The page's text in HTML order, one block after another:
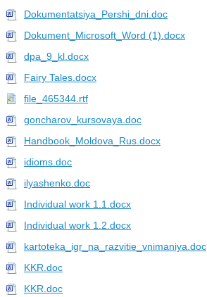
Dokumentatsiya_Pershi_dni.doc
Dokument_Microsoft_Word (1).docx
dpa_9_kl.docx
Fairy Tales.docx
file_465344.rtf
goncharov_kursovaya.doc
Handbook_Moldova_Rus.docx
idioms.doc
ilyashenko.doc
Individual work 1.1.docx
Individual work 1.2.docx
kartoteka_igr_na_razvitie_vnimaniya.doc
KKR.doc
KKR.doc